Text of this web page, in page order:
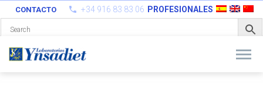
CONTACTO +34 916 83 83 06 PROFESIONALES